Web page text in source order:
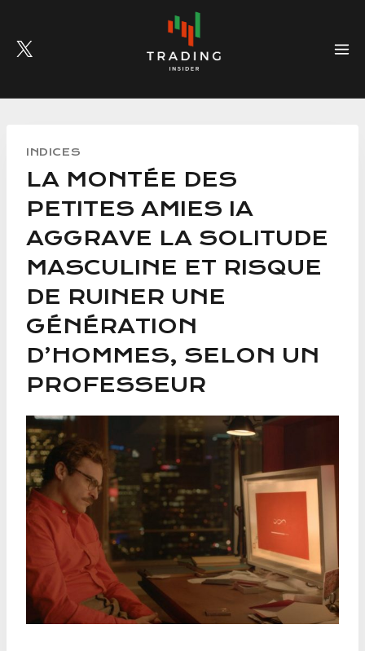
content
INDICES
LA MONTÉE DES
PETITES AMIES IA
AGGRAVE LA SOLITUDE
MASCULINE ET RISQUE
DE RUINER UNE
GÉNÉRATION
D’HOMMES, SELON UN
PROFESSEUR